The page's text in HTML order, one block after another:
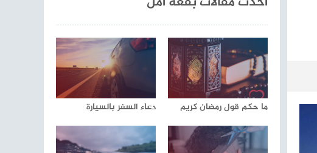
ما حكم قول رمضان كريم دعاء السفر بالسيارة